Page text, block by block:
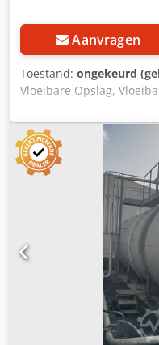
Aanvragen
Toestand: ongekeurd
Vloeibare Opslag,
Totale afmetingen:
Tankinhoud: 6 m3
mangat: 580 mm
Djdjra Dahopfx Albeck
en we hebben geen
verschillende stukken